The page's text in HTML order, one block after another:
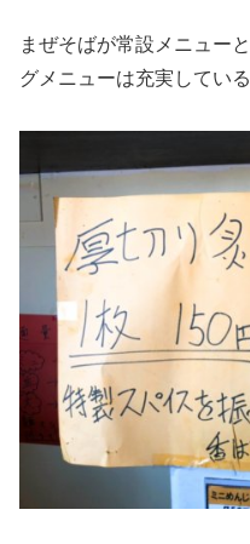
まぜそばが常設メニュー
グメニューは充実してい